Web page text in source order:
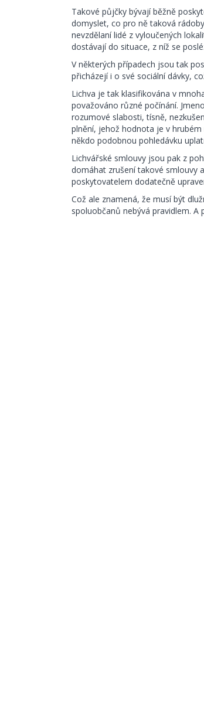
Takové půjčky bývají běžně
domyslet, co pro ně taková
nevzdělaní lidé z vyloučených
dostávají do situace, z níž se
V některých případech jsou tak
přicházejí i o své sociální dávky,
Lichva je tak klasifikována v
považováno různé počínání.
rozumové slabosti, tísně,
plnění, jehož hodnota je v
někdo podobnou pohledávku
Lichvářské smlouvy jsou pak z
domáhat zrušení takové smlouvy
poskytovatelem dodatečně
Což ale znamená, že musí být
spoluobčanů nebývá pravidlem.